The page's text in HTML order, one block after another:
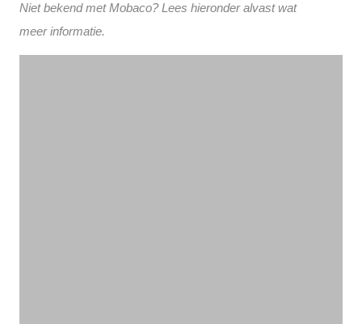
Niet bekend met Mobaco? Lees hieronder alvast wat
meer informatie.